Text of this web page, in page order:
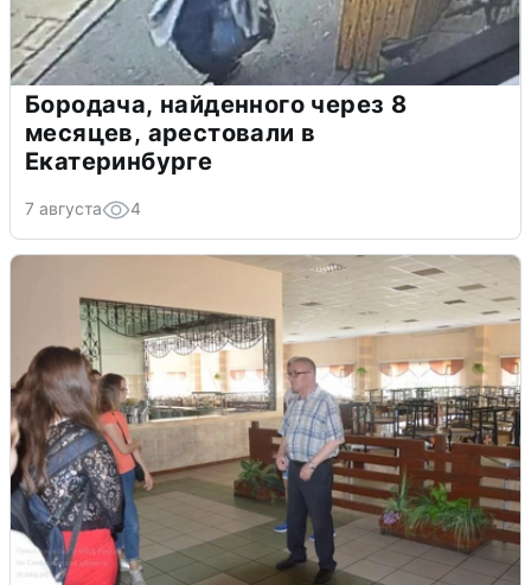
Бородача, найденного через 8
месяцев, арестовали в
Екатеринбурге
7 августа 4